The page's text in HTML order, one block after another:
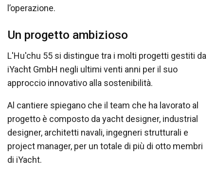
l’operazione.
Un progetto ambizioso
L'Hu'chu 55 si distingue tra i molti progetti gestiti da
iYacht GmbH negli ultimi venti anni per il suo
approccio innovativo alla sostenibilità.
Al cantiere spiegano che il team che ha lavorato al
progetto è composto da yacht designer, industrial
designer, architetti navali, ingegneri strutturali e
project manager, per un totale di più di otto membri
di iYacht.